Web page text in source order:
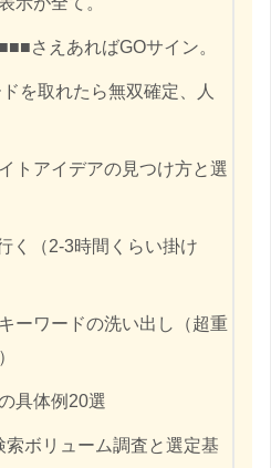
さえあればGOサイン。
を取れたら無双確定、人
トアイデアの見つけ方と選
く（2-3時間くらい掛け
ーワードの洗い出し（超重
具体例20選
索ボリューム調査と選定基